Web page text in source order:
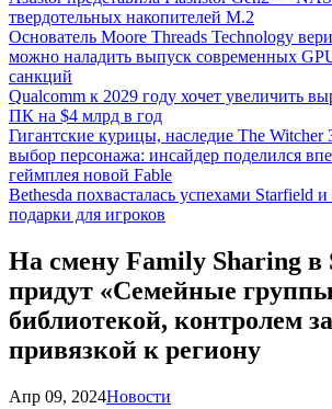
твердотельных накопителей M.2
Основатель Moore Threads Technology
можно наладить выпуск современных
санкций
Qualcomm к 2029 году хочет увеличить
ПК на $4 млрд в год
Гигантские курицы, наследие The Witcher
выбор персонажа: инсайдер поделился
геймплея новой Fable
Bethesda похвасталась успехами Starfield
подарки для игроков
На смену Family Sharing в
придут «Семейные
библиотекой, контролем
привязкой к региону
Апр 09, 2024Новости